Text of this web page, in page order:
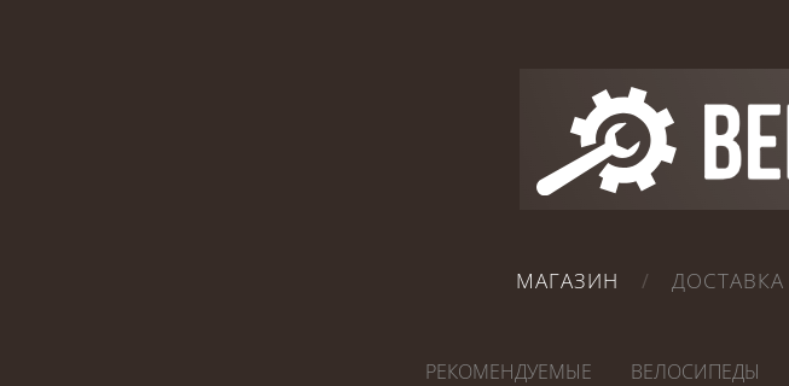
МАГАЗИН ДОСТАВКА
РЕКОМЕНДУЕМЫЕ ВЕЛОСИПЕДЫ